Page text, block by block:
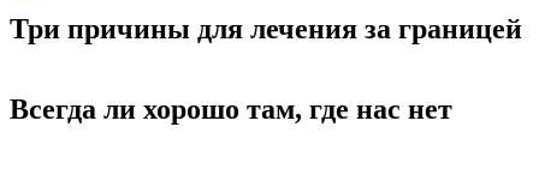
Три причины для лечения за границей
Всегда ли хорошо там, где нас нет